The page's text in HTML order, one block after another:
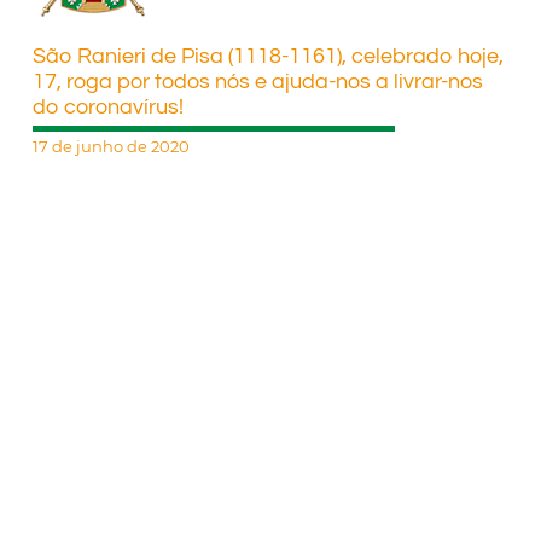
São Ranieri de Pisa (1118-1161), celebrado hoje,
17, roga por todos nós e ajuda-nos a livrar-nos
do coronavírus!
17 de junho de 2020